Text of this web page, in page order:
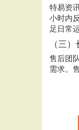
特易资
小时内
足日常
（三
售后团
需求。